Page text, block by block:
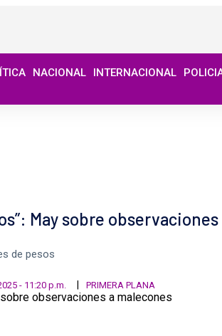
NACIONAL INTERNACIONAL
May sobre
de pesos
- 11:20 p.m. PRIMERA PLANA